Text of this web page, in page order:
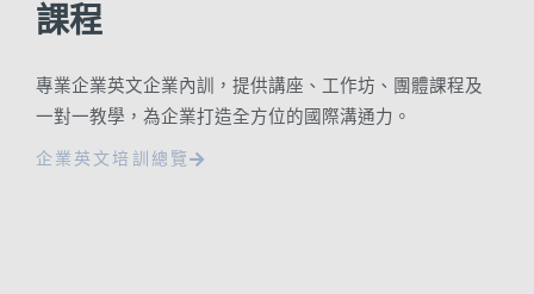
課程
專業企業英文企業內訓，提供講座、工作坊、團體課程及
一對一教學，為企業打造全方位的國際溝通力。
企業英文培訓總覽